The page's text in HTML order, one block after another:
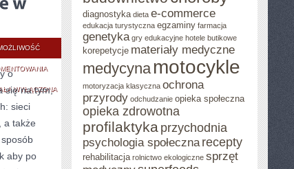
WODOCIĄGI
I
ZAOPATRZENIE
WODĘ
WYŁĄCZONA
o
się na tym,
sieci
a także
aby po
diagnostyka dieta e-commerce
edukacja turystyczna egzaminy farmacja
genetyka gry edukacyjne hotele butikowe
korepetycje materiały medyczne
medycyna motocykle
motoryzacja klasyczna ochrona
przyrody odchudzanie opieka społeczna
opieka zdrowotna
profilaktyka przychodnia
psychologia społeczna recepty
rehabilitacja rolnictwo ekologiczne sprzęt